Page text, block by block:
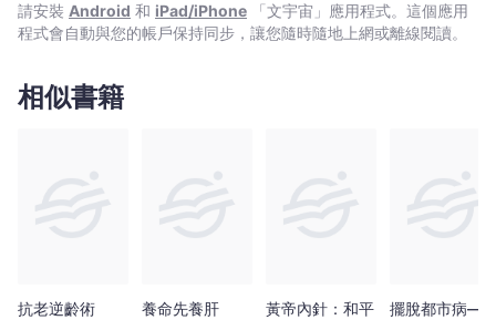
宙
｜
請安裝 Android 和 iPad/iPhone 「文宇宙」應用程式。這個應用
程式會自動與您的帳戶保持同步，讓您隨時隨地上網或離線閱讀。
相似書籍
抗老逆齡術
養命先養肝
黃帝內針：和平
擺脫都市病